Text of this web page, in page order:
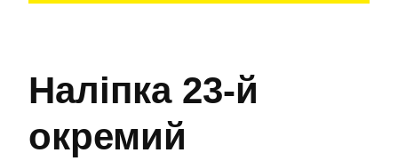
Наліпка 23-й
окремий